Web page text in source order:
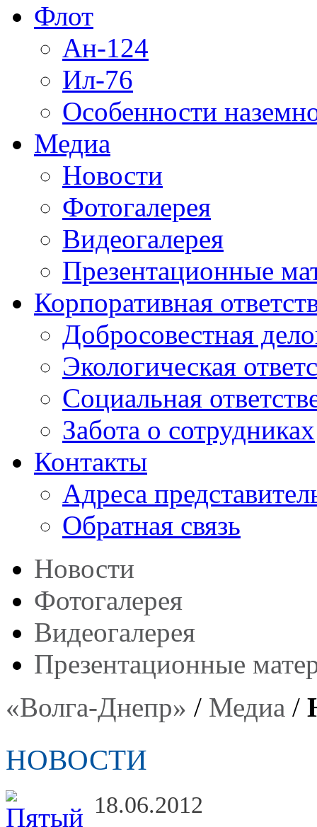
Флот
Ан-124
Ил-76
Особенности
Медиа
Новости
Фотогалерея
Видеогалерея
Презентационные
Корпоративная
Добросовестная
Экологическая
Социальная
Забота о сотрудниках
Контакты
Адреса
Обратная связь
Новости
Фотогалерея
Видеогалерея
Презентационные
«Волга-Днепр» / Медиа /
НОВОСТИ
18.06.2012